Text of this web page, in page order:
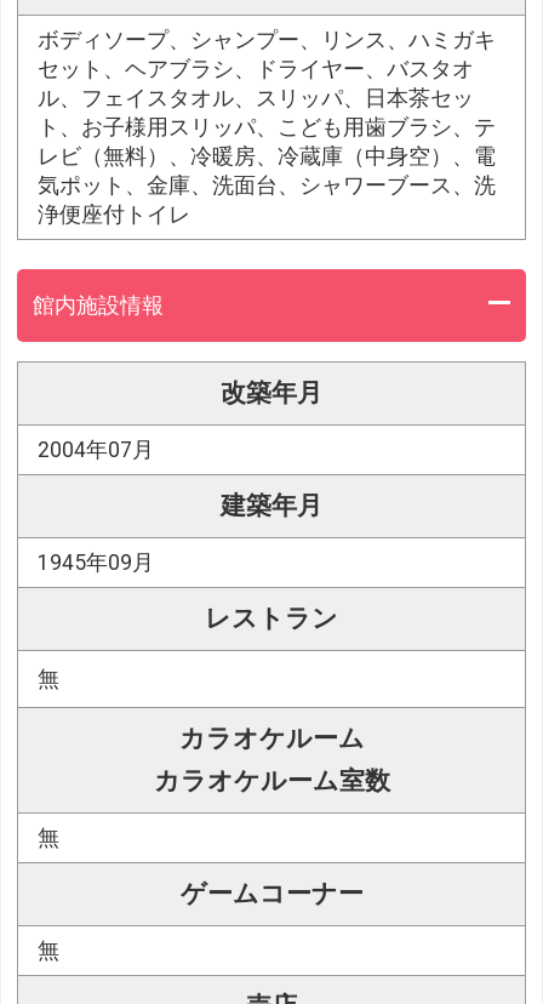
ボディソープ、シャンプー、リンス、ハミガキ
セット、ヘアブラシ、ドライヤー、バスタオ
ル、フェイスタオル、スリッパ、日本茶セッ
ト、お子様用スリッパ、こども用歯ブラシ、テ
レビ（無料）、冷暖房、冷蔵庫（中身空）、電
気ポット、金庫、洗面台、シャワーブース、洗
浄便座付トイレ
館内施設情報
改築年月
2004年07月
建築年月
1945年09月
レストラン
無
カラオケルーム
カラオケルーム室数
無
ゲームコーナー
無